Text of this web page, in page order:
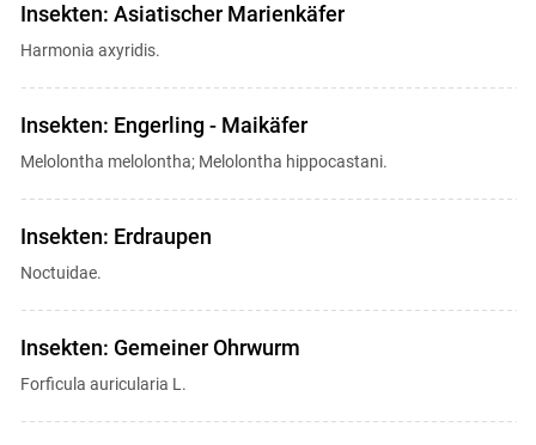
Insekten: Asiatischer Marienkäfer
Harmonia axyridis.
Insekten: Engerling - Maikäfer
Melolontha melolontha; Melolontha hippocastani.
Insekten: Erdraupen
Noctuidae.
Insekten: Gemeiner Ohrwurm
Forficula auricularia L.